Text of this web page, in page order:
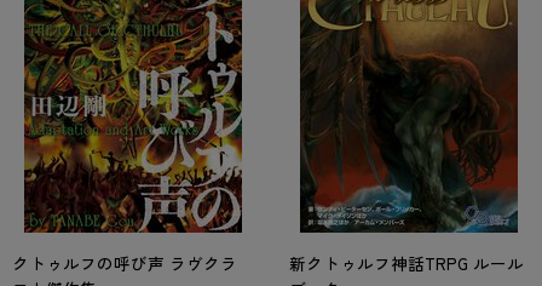
クトゥルフの呼び声 ラヴクラ
新クトゥルフ神話TRPG ルール